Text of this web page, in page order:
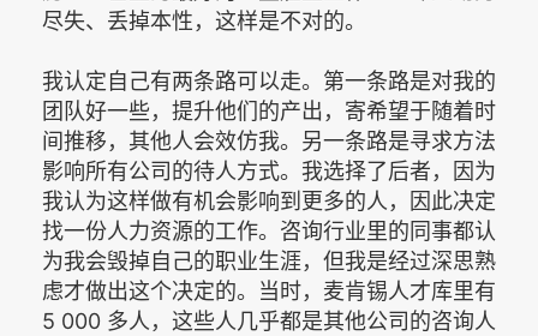
尽失、丢掉本性，这样是不对的。
我认定自己有两条路可以走。第一条路是对我的
团队好一些，提升他们的产出，寄希望于随着时
间推移，其他人会效仿我。另一条路是寻求方法
影响所有公司的待人方式。我选择了后者，因为
我认为这样做有机会影响到更多的人，因此决定
找一份人力资源的工作。咨询行业里的同事都认
为我会毁掉自己的职业生涯，但我是经过深思熟
虑才做出这个决定的。当时，麦肯锡人才库里有
5 000 多人，这些人几乎都是其他公司的咨询人